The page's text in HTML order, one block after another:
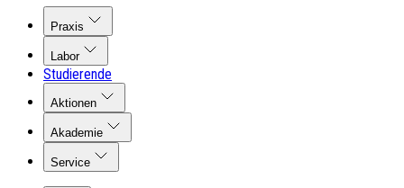
Praxis
Labor
Studierende
Aktionen
Akademie
Service